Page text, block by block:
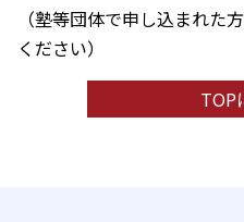
（塾等団体で申し込まれた
ください）
TOP